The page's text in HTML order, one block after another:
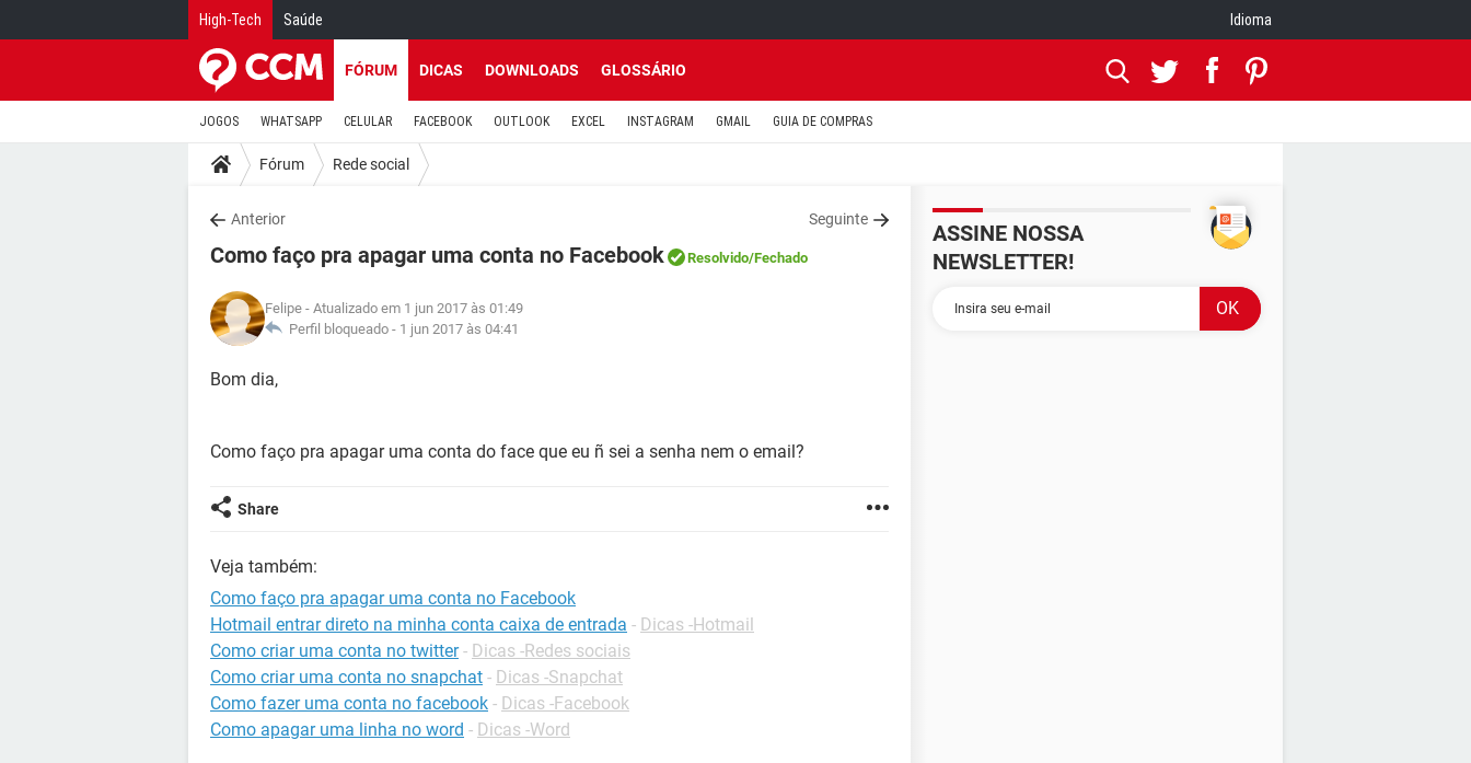
High-Tech Saúde Idioma
FÓRUM DICAS DOWNLOADS GLOSSÁRIO
JOGOS WHATSAPP CELULAR FACEBOOK OUTLOOK EXCEL INSTAGRAM GMAIL GUIA DE COMPRAS
Fórum Rede social
Anterior Seguinte
Como faço pra apagar uma conta no Facebook Resolvido/Fechado
Felipe - Atualizado em 1 jun 2017 às 01:49
Perfil bloqueado - 1 jun 2017 às 04:41
Bom dia,
Como faço pra apagar uma conta do face que eu ñ sei a senha nem o email?
Share
Veja também:
Como faço pra apagar uma conta no Facebook
Hotmail entrar direto na minha conta caixa de entrada - Dicas -Hotmail
Como criar uma conta no twitter - Dicas -Redes sociais
Como criar uma conta no snapchat - Dicas -Snapchat
Como fazer uma conta no facebook - Dicas -Facebook
Como apagar uma linha no word - Dicas -Word
ASSINE NOSSA
NEWSLETTER!